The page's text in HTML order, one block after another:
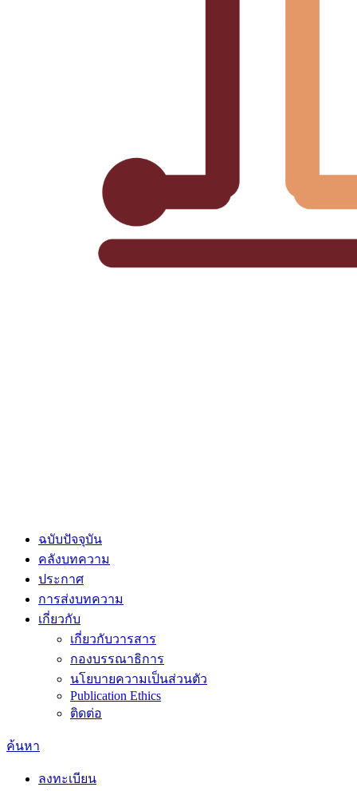
ฉบับปัจจุบัน
คลังบทความ
ประกาศ
การส่งบทความ
เกี่ยวกับ
เกี่ยวกับวารสาร
กองบรรณาธิการ
นโยบายความเป็นส่วนตัว
Publication Ethics
ติดต่อ
ค้นหา
ลงทะเบียน